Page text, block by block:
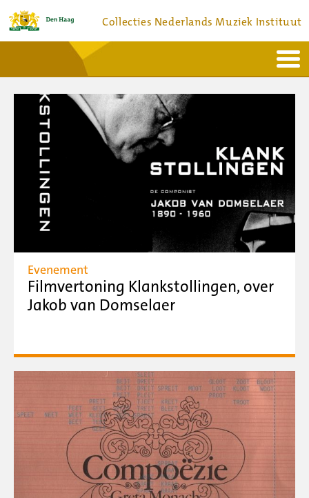
Collecties Nederlands Muziek Instituut
Actueel
Bronnen en collecties
Dienstverlening
Bezoek
Contact
Evenement
Filmvertoning Klankstollingen, over
Jakob van Domselaer